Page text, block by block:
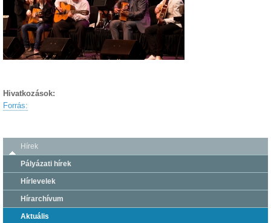
Hivatkozások:
Forrás:
Hírek
Pályázati hírek
Hírlevelek
Hírarchívum
Aktuális